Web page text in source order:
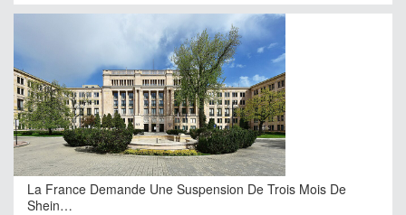
La France Demande Une Suspension De Trois Mois De
Shein…